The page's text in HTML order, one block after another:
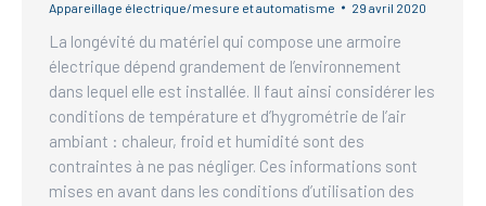
Appareillage électrique/mesure et automatisme 29 avril 2020
La longévité du matériel qui compose une armoire
électrique dépend grandement de l’environnement
dans lequel elle est installée. Il faut ainsi considérer les
conditions de température et d’hygrométrie de l’air
ambiant : chaleur, froid et humidité sont des
contraintes à ne pas négliger. Ces informations sont
mises en avant dans les conditions d’utilisation des